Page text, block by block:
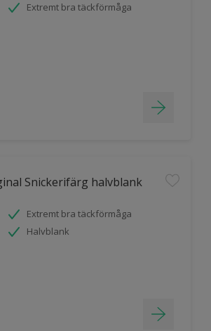
Extremt bra täckförmåga
Snickerifärg halvblank
Extremt bra täckförmåga
Halvblank